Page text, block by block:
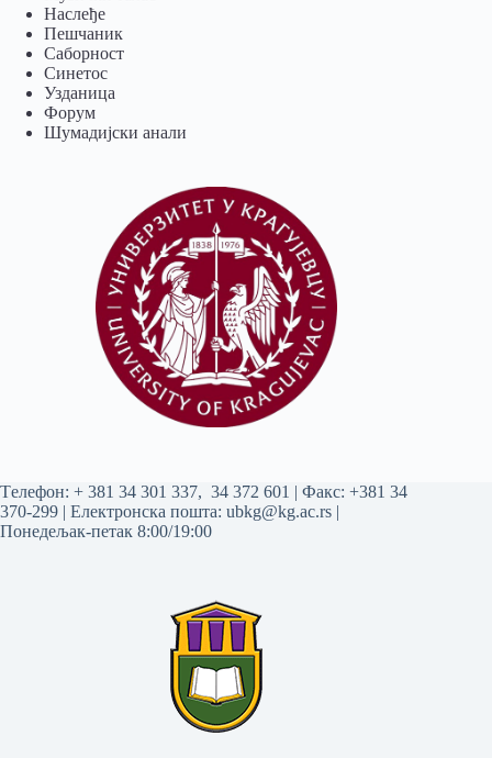
Наслеђе
Пешчаник
Саборност
Синетос
Узданица
Форум
Шумадијски анали
Tелефон: + 381 34 301 337, 34 372 601 | Факс: +381 34
370-299 | Електронска пошта: ubkg@kg.ac.rs |
Понедељак-петак 8:00/19:00